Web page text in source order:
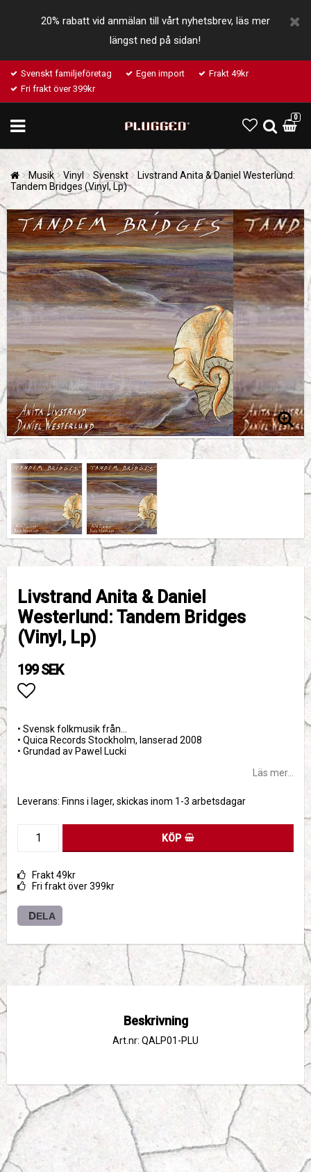
20% rabatt vid anmälan till vårt nyhetsbrev, läs mer
längst ned på sidan!
Svenskt familjeföretag Egen import
Frakt 49kr
Fri frakt över 399kr
0
Musik Vinyl Svenskt
Livstrand Anita & Daniel Westerlund:
Tandem Bridges (Vinyl, Lp)
Livstrand Anita & Daniel
Westerlund: Tandem Bridges
(Vinyl, Lp)
199 SEK
• Svensk folkmusik från…
• Quica Records Stockholm, lanserad 2008
• Grundad av Pawel Lucki
Läs mer...
Leverans: Finns i lager, skickas inom 1-3 arbetsdagar
KÖP
Frakt 49kr
Fri frakt över 399kr
DELA
Beskrivning
Art.nr: QALP01-PLU